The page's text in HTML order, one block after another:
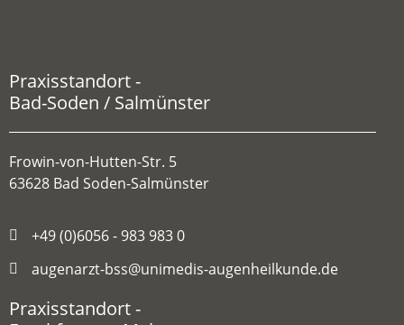
Praxisstandort -
Bad-Soden / Salmünster
Frowin-von-Hutten-Str. 5
63628 Bad Soden-Salmünster
+49 (0)6056 - 983 983 0
augenarzt-bss@unimedis-augenheilkunde.de
Praxisstandort -